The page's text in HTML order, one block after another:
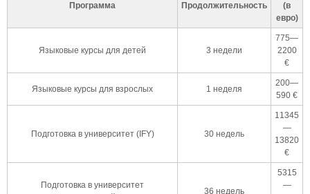
Программа Продолжительность
(в
евро)
Языковые курсы для детей 3 недели
775—
2200
€
Языковые курсы для взрослых 1 неделя
200—
590 €
Подготовка в университет (IFY) 30 недель
11345
—
13820
€
Подготовка в университет
36 недель
5315
—